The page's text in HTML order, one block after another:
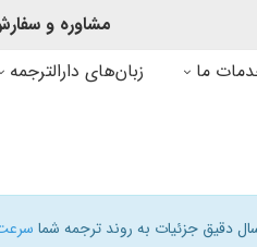
مشاوره و
ما زبان‌های دارالترجمه
دقیق جزئیات به روند ترجمه شما